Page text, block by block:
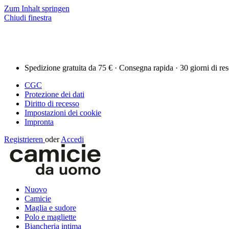
Zum Inhalt springen
Chiudi finestra
Spedizione gratuita da 75 € · Consegna rapida · 30 giorni di
CGC
Protezione dei dati
Diritto di recesso
Impostazioni dei cookie
Impronta
Registrieren oder Accedi
Nuovo
Camicie
Maglia e sudore
Polo e magliette
Biancheria intima